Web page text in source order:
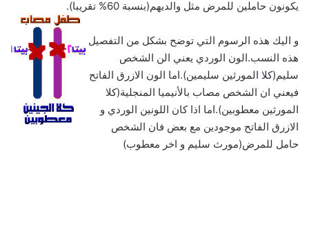
يكونون حاملين للمرض مثل والديهم(بنسبة 60% تقريبا).
و اليك هذه الرسوم التي توضح بشكل من التفصيل
هذه النسب.الون الوردي يعني الن الشخص
سليم(كلا المورثين سليمين).اما الون الازرق الفاتح
فيعني ان الشخص مصاب بالأنيميا المنجلية(كلا
المورثين معطوبين).اما اذا كان اللونين الوردي و
الازرق الفاتح موجودين مع بعض فان الشخص
حامل للمرض(مورث سليم و اخر معطوب)